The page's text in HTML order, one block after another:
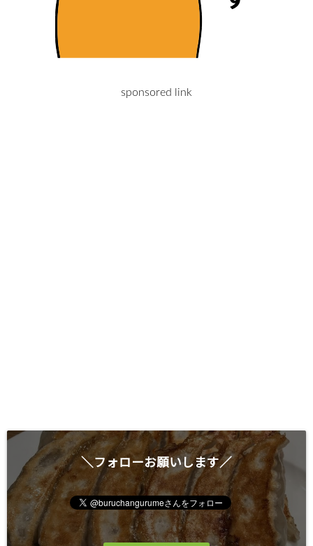
sponsored link
＼フォローお願いします／